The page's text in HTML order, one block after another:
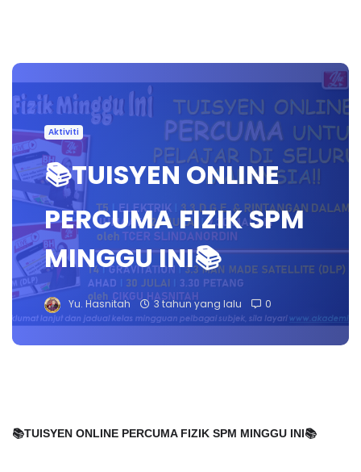
Aktiviti
📚TUISYEN ONLINE
PERCUMA FIZIK SPM
MINGGU INI📚
Yu. Hasnitah 3 tahun yang lalu 0
📚TUISYEN ONLINE PERCUMA FIZIK SPM MINGGU INI📚